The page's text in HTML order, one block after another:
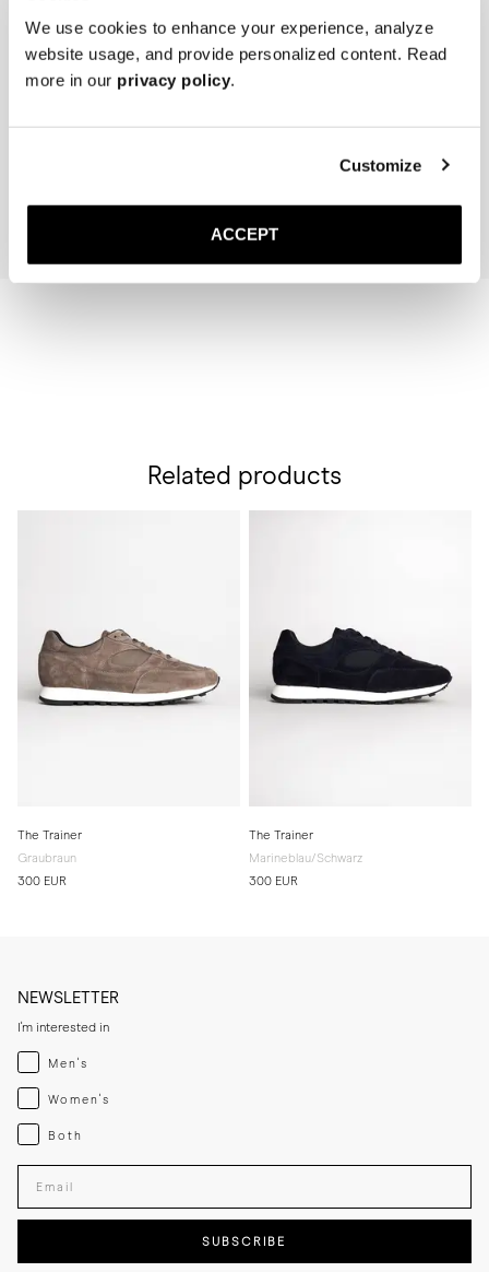
We use cookies to enhance your experience, analyze
website usage, and provide personalized content. Read
more in our privacy policy.
Customize
ACCEPT
Related products
The Trainer
Graubraun
300 EUR
The Trainer
Marineblau/Schwarz
300 EUR
NEWSLETTER
I'm interested in
Menswear
Men's
Womenswear
Women's
Both
Both
SUBSCRIBE